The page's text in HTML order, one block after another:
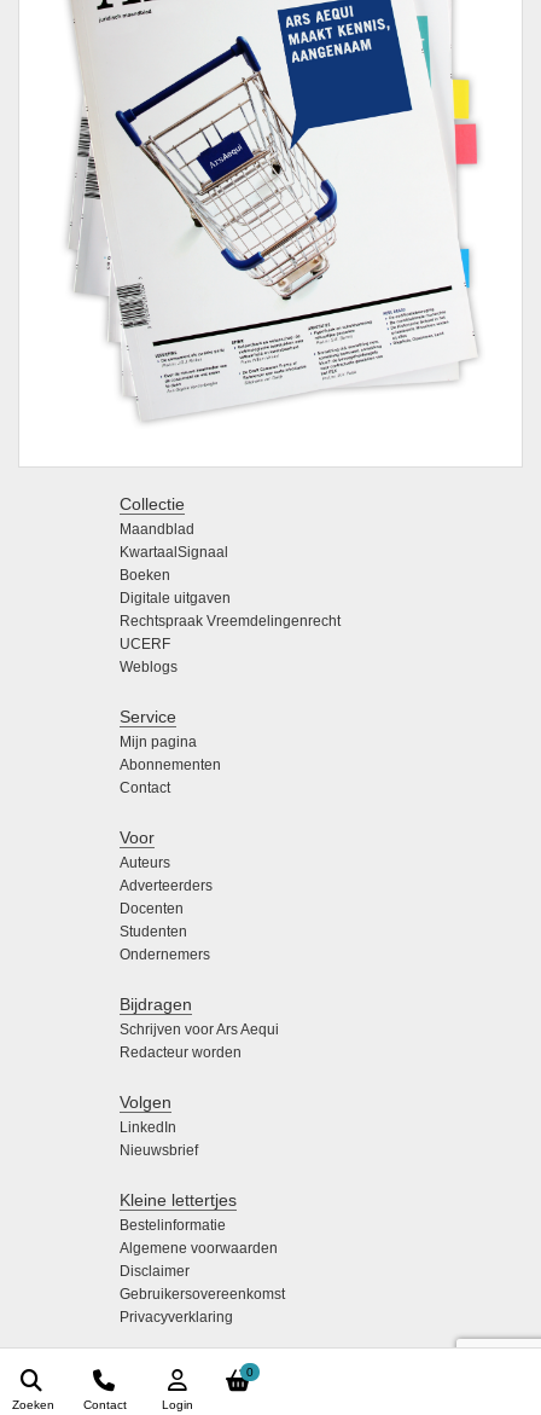
0
Login
Contact
Zoeken
Collectie
Maandblad
KwartaalSignaal
Boeken
Digitale uitgaven
Rechtspraak Vreemdelingenrecht
UCERF
Weblogs
Service
Mijn pagina
Abonnementen
Contact
Voor
Auteurs
Adverteerders
Docenten
Studenten
Ondernemers
Bijdragen
Schrijven voor Ars Aequi
Redacteur worden
Volgen
LinkedIn
Nieuwsbrief
Kleine lettertjes
Bestelinformatie
Algemene voorwaarden
Disclaimer
Gebruikersovereenkomst
Privacyverklaring